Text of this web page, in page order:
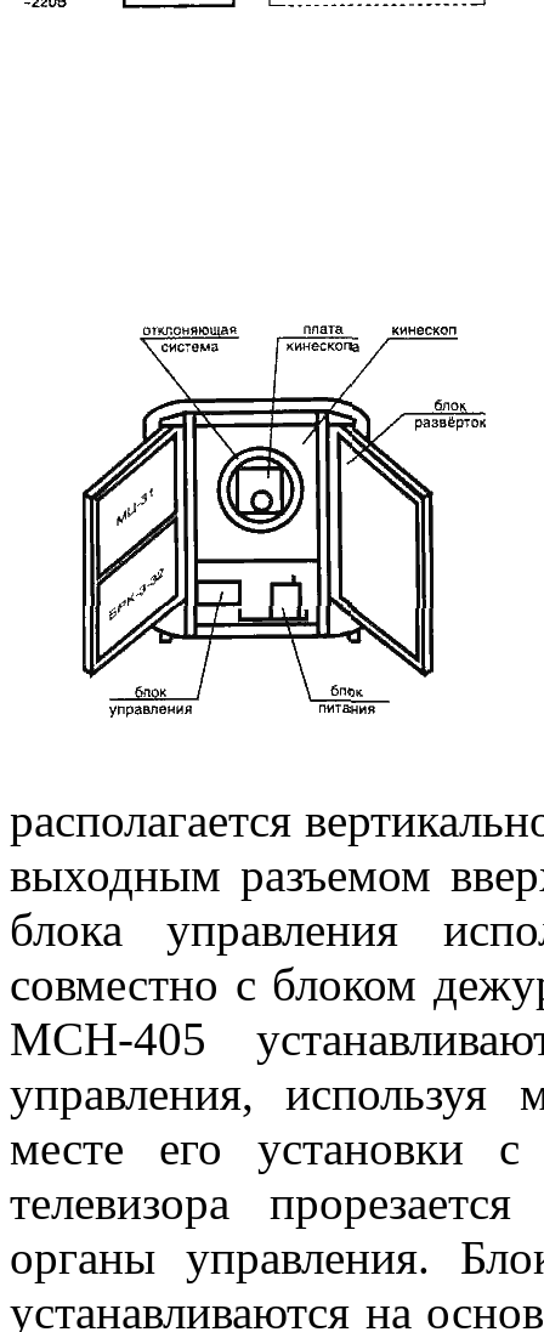
располагается
выходным разъемом
блока управления
совместно с блоком
МСН-405
управления, используя
месте его установки
телевизора
органы управления.
устанавливаются на